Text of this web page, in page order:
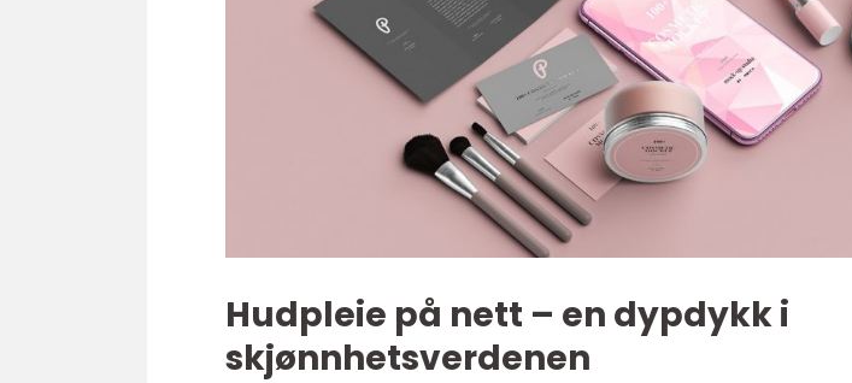
Hudpleie på nett – en dypdykk i
skjønnhetsverdenen